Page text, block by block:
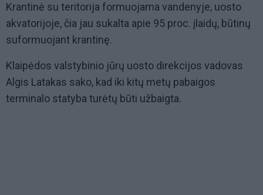
Krantinė su teritorija formuojama vandenyje, uosto
akvatorijoje, čia jau sukalta apie 95 proc. įlaidų, būtinų
suformuojant krantinę.
Klaipėdos valstybinio jūrų uosto direkcijos vadovas
Algis Latakas sako, kad iki kitų metų pabaigos
terminalo statyba turėtų būti užbaigta.